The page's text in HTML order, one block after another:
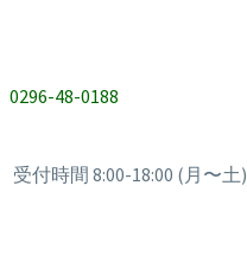
0296-48-0188
受付時間 8:00-18:00 (月〜土)